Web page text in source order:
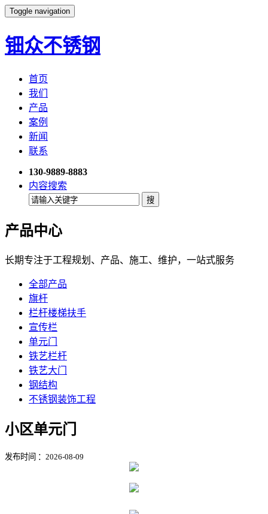
Toggle navigation
钿众不锈钢
首页
我们
产品
案例
新闻
联系
130-9889-8883
内容搜索
产品中心
长期专注于工程规划、产品、施工、维护，一站式服务
全部产品
旗杆
栏杆楼梯扶手
宣传栏
单元门
铁艺栏杆
铁艺大门
钢结构
不锈钢装饰工程
小区单元门
发布时间 ：2026-08-09